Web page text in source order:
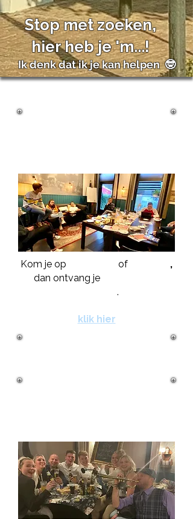
Stop met zoeken,
hier heb je 'm...!
Ik denk dat ik je kan helpen 🤓
Kom je op of
,
dan ontvang je
.
klik hier